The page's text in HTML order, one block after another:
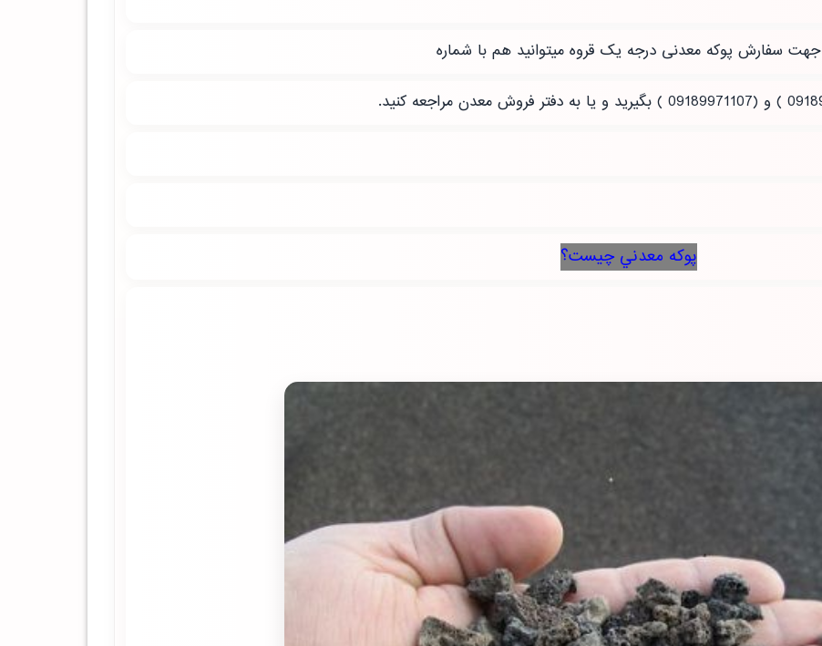
جهت سفارش پوکه معدنی درجه یک قروه میتوانید هم با شماره
پوكه معدني چيست؟